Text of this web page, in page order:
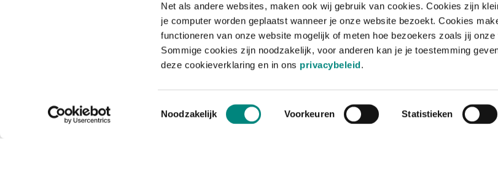
Net als andere websites, maken ook wij gebruik van cookies. Cookies zijn
je computer worden geplaatst wanneer je onze website bezoekt. Cookies
functioneren van onze website mogelijk of meten hoe bezoekers zoals jij onze
Sommige cookies zijn noodzakelijk, voor anderen kan je je toestemming
deze cookieverklaring en in ons privacybeleid.
Toestemmingsselectie
Noodzakelijk Voorkeuren Statistieken